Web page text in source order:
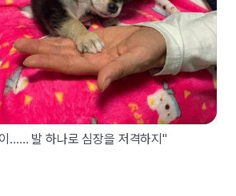
…… 발 하나로 심장을 저격하지"